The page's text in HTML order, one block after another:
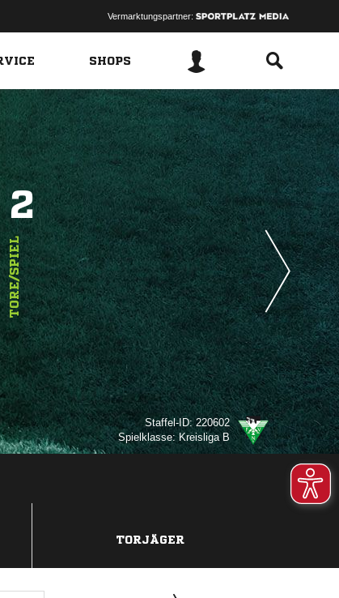
Vermarktungspartner:
SHOPS
2
TORE/SPIEL
Staffel-ID: 220602
Spielklasse: Kreisliga B
TORJÄGER